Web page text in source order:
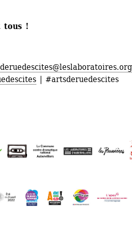
tous !
| #artsderuedescites